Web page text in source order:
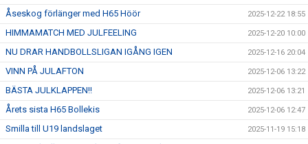
Åseskog förlänger med H65 Höör 2025-12-22 18:55
HIMMAMATCH MED JULFEELING 2025-12-20 10:00
NU DRAR HANDBOLLSLIGAN IGÅNG IGEN 2025-12-16 20:04
VINN PÅ JULAFTON 2025-12-06 13:22
BÄSTA JULKLAPPEN!! 2025-12-06 13:21
Årets sista H65 Bollekis 2025-12-06 12:47
Smilla till U19 landslaget 2025-11-19 15:18